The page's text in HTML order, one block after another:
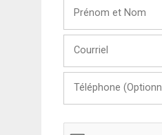
Nom
(Optionnel)